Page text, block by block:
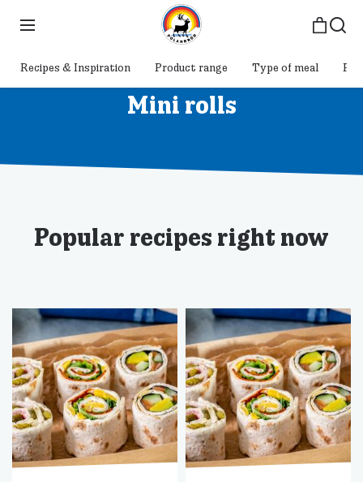
Recipes & Inspiration Product range Type of meal
Mini rolls
Popular recipes right now